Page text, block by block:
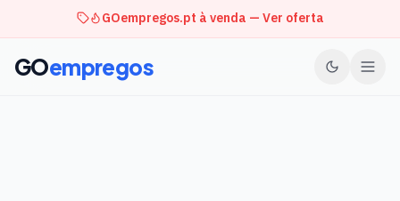
GOempregos.pt à venda — Ver oferta
GOempregos